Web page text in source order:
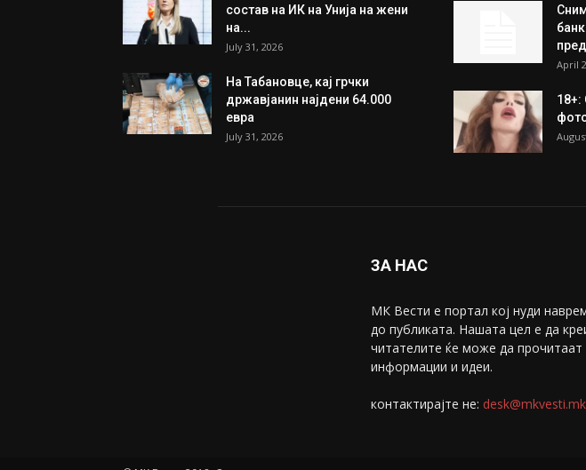
состав на ИК на Унија на жени
на...
July 31, 2026
На Табановце, кај грчки
државјанин најдени 64.000
евра
July 31, 2026
April
18+:
ЗА НАС
МК Вести е портал коj нуди
до публиката. Нашата цел е да
читателите ќе може да прочитаат
информации и идеи.
контактирајте не: desk@mkvesti.mk